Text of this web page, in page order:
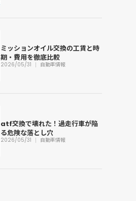
ミッションオイル交換の工賃と時
期・費用を徹底比較
2026/05/31 自動車情報
atf交換で壊れた！過走行車が陥
る危険な落とし穴
2026/05/31 自動車情報